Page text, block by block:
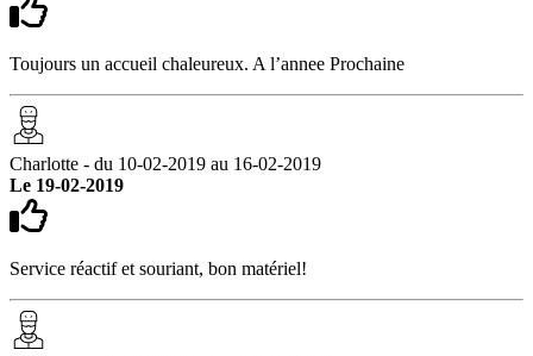
Toujours un accueil chaleureux. A l’annee Prochaine
Charlotte - du 10-02-2019 au 16-02-2019
Le 19-02-2019
Service réactif et souriant, bon matériel!